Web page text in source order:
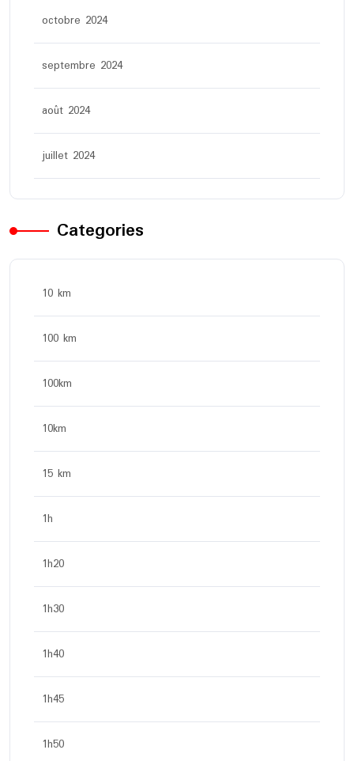
octobre 2024
septembre 2024
août 2024
juillet 2024
Categories
10 km
100 km
100km
10km
15 km
1h
1h20
1h30
1h40
1h45
1h50